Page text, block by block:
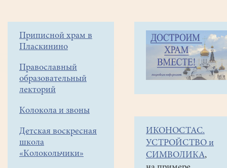
Боковое
меню
Приписной храм в
Пласкинино
Православный
образовательный
лекторий
Колокола и звоны
Детская воскресная
школа
«Колокольчики»
Строка
навигации
Объявления
12
ИКОНОСТАС.
УСТРОЙСТВО и
СИМВОЛИКА,